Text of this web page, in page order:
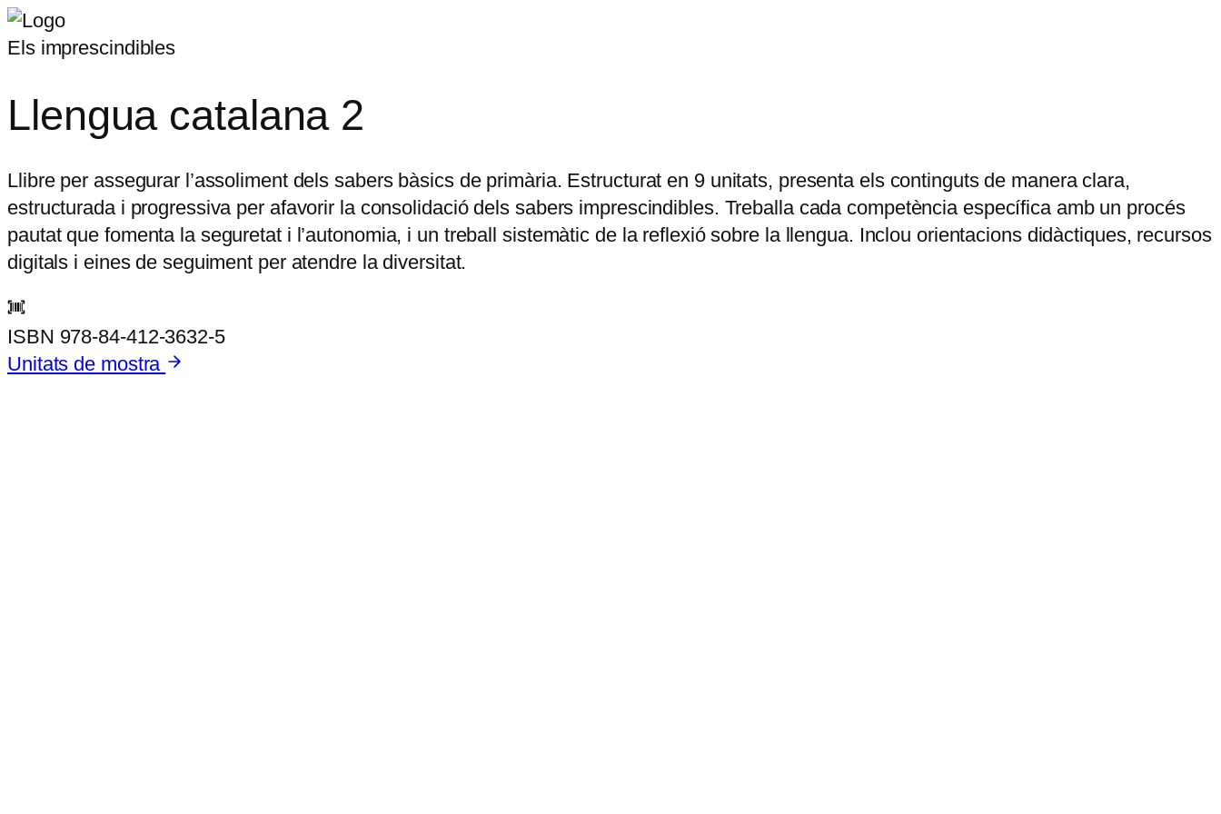
Els imprescindibles
Llengua catalana 2
Llibre per assegurar l’assoliment dels sabers bàsics de primària. Estructurat en 9 unitats, presenta els continguts de manera clara,
estructurada i progressiva per afavorir la consolidació dels sabers imprescindibles. Treballa cada competència específica amb un procés
pautat que fomenta la seguretat i l’autonomia, i un treball sistemàtic de la reflexió sobre la llengua. Inclou orientacions didàctiques, recursos
digitals i eines de seguiment per atendre la diversitat.
ISBN 978-84-412-3632-5
Unitats de mostra